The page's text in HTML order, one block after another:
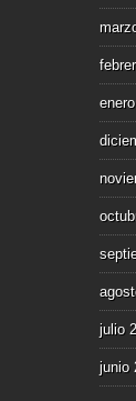
julio
junio